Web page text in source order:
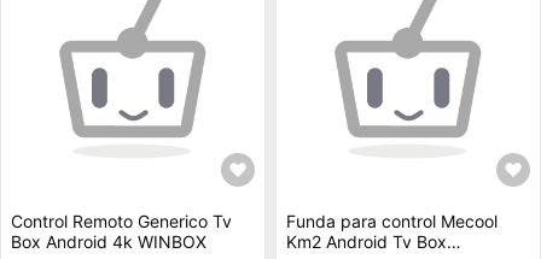
Control Remoto Generico Tv
Box Android 4k WINBOX
Funda para control Mecool
Km2 Android Tv Box